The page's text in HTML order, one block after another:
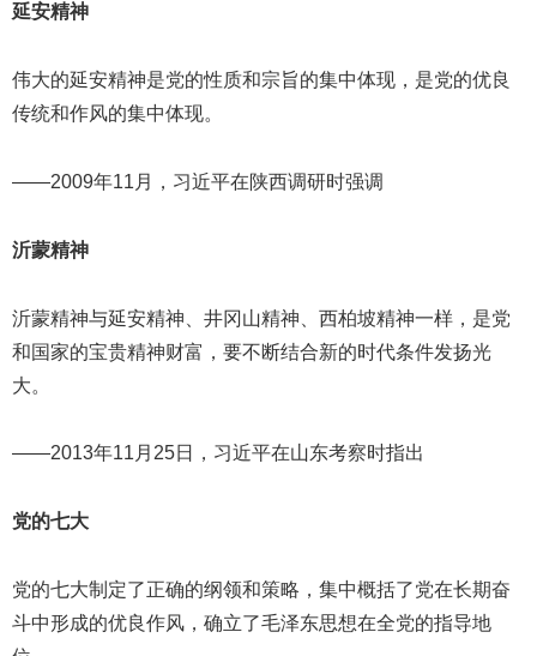
延安精神
伟大的延安精神是党的性质和宗旨的集中体现，是党的优良
传统和作风的集中体现。
——2009年11月，习近平在陕西调研时强调
沂蒙精神
沂蒙精神与延安精神、井冈山精神、西柏坡精神一样，是党
和国家的宝贵精神财富，要不断结合新的时代条件发扬光
大。
——2013年11月25日，习近平在山东考察时指出
党的七大
党的七大制定了正确的纲领和策略，集中概括了党在长期奋
斗中形成的优良作风，确立了毛泽东思想在全党的指导地